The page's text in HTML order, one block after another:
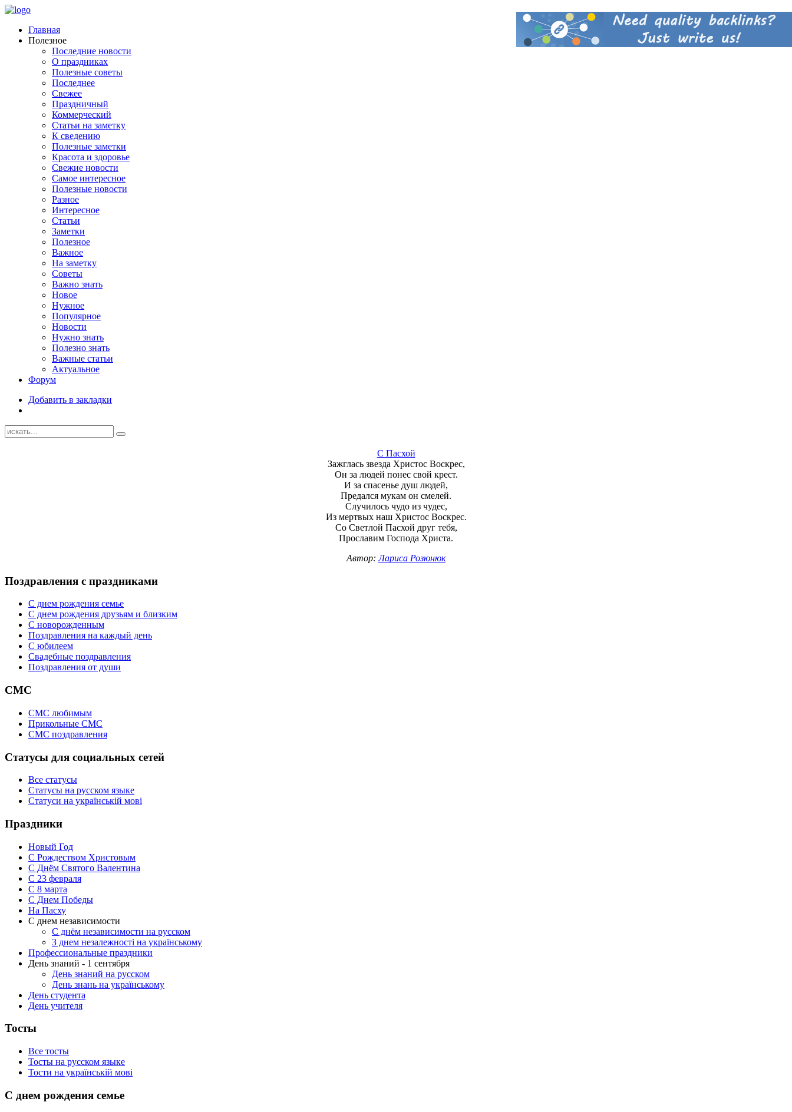
Главная
Полезное
Последние новости
О праздниках
Полезные советы
Последнее
Свежее
Праздничный
Коммерческий
Статьи на заметку
К сведению
Полезные заметки
Красота и здоровье
Свежие новости
Самое интересное
Полезные новости
Разное
Интересное
Статьи
Заметки
Полезное
Важное
На заметку
Советы
Важно знать
Новое
Нужное
Популярное
Новости
Нужно знать
Полезно знать
Важные статьи
Актуальное
Форум
Добавить в закладки
С Пасхой
Зажглась звезда Христос Воскрес,
Он за людей понес свой крест.
И за спасенье душ людей,
Предался мукам он смелей.
Случилось чудо из чудес,
Из мертвых наш Христос Воскрес.
Со Светлой Пасхой друг тебя,
Прославим Господа Христа.
Автор:Лариса Розюнюк
Поздравления с праздниками
С днем рождения семье
С днем рождения друзьям и близким
C новорожденным
Поздравления на каждый день
С юбилеем
Свадебные поздравления
Поздравления от души
СМС
СМС любимым
Прикольные СМС
СМС поздравления
Статусы для социальных сетей
Все статусы
Статусы на русском языке
Статуси на українській мові
Праздники
Новый Год
С Рождеством Христовым
С Днём Святого Валентина
С 23 февраля
C 8 марта
С Днем Победы
На Пасху
С днем независимости
С днём независимости на русском
З днем незалежності на українському
Профессиональные праздники
День знаний - 1 сентября
День знаний на русском
День знань на українському
День студента
День учителя
Тосты
Все тосты
Тосты на русском языке
Тости на українській мові
С днем рождения семье